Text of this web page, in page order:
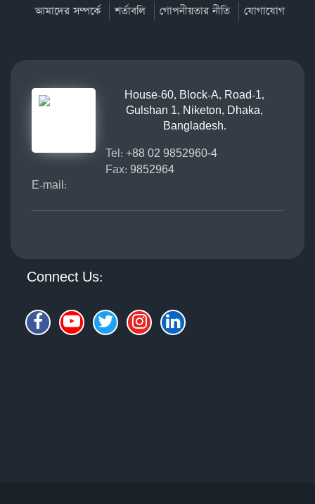
আমাদের সম্পর্কে শর্তাবলি গোপনীয়তার নীতি যোগাযোগ
House-60, Block-A, Road-1,
Gulshan 1, Niketon, Dhaka,
Bangladesh.
Tel: +88 02 9852960-4
Fax: 9852964
E-mail:
Connect Us: